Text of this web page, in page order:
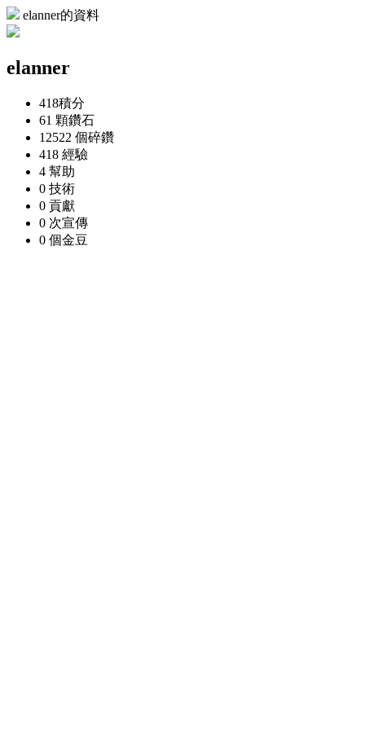
elanner的資料
elanner
418積分
61 顆鑽石
12522 個碎鑽
418 經驗
4 幫助
0 技術
0 貢獻
0 次宣傳
0 個金豆